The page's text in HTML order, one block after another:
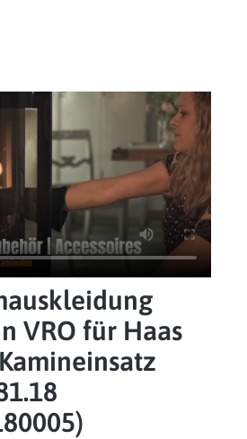
VRO für Haas